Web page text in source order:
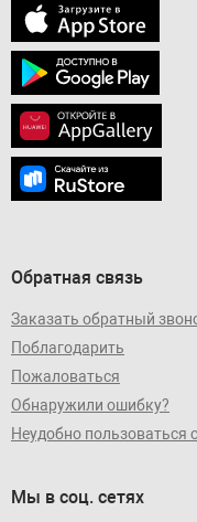
Обратная связь
Заказать обратный
Поблагодарить
Пожаловаться
Обнаружили ошибку?
Неудобно пользоваться
Мы в соц. сетях